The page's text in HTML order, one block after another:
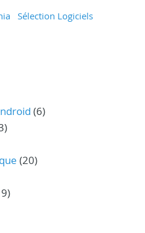
Sélection Logiciels
(6)
(20)